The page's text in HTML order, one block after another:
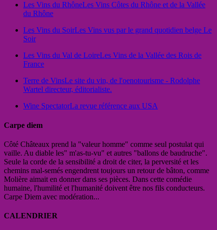
Les Vins du RhôneLes Vins Côtes du Rhône et de la Vallée
du Rhône
Les Vins du SoirLes Vins vus par le grand quotidien belge Le
Soir
Les Vins du Val de LoireLes Vins de la Vallée des Rois de
France
Terre de VinsLe site du vin, de l'oenotourisme - Rodolphe
Wartel directeur, éditorialiste.
Wine SpectatorLa revue référence aux USA
Carpe diem
Côté Châteaux prend la "valeur homme" comme seul postulat qui
vaille. Au diable les" m'as-tu-vu" et autres "ballons de baudruche".
Seule la corde de la sensibilité a droit de citer, la perversité et les
chemins mal-semés engendrent toujours un retour de bâton, comme
Molière aimait en donner dans ses pièces. Dans cette comédie
humaine, l'humilité et l'humanité doivent être nos fils conducteurs.
Carpe Diem avec modération...
CALENDRIER